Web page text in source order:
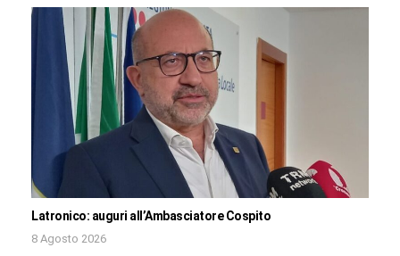
Latronico: auguri all’Ambasciatore Cospito
8 Agosto 2026